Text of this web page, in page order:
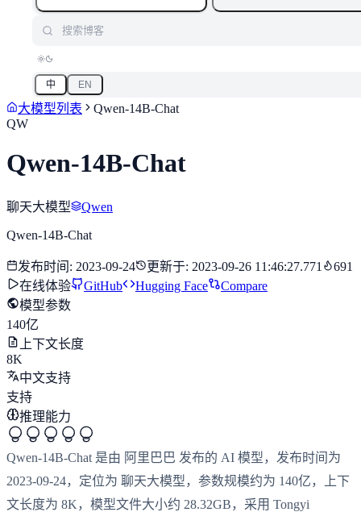
中 EN
大模型列表
Qwen-14B-Chat
QW
Qwen-14B-Chat
聊天大模型 Qwen
Qwen-14B-Chat
发布时间 : 2023-09-24 更新于: 2023-09-26 11:46:27.771
691
在线体验
GitHub Hugging Face
Compare
模型参数
140亿
上下文长度
8K
中文支持
支持
推理能力
Qwen-14B-Chat 是由 阿里巴巴 发布的 AI 模型，发布时间为
2023-09-24，定位为 聊天大模型，参数规模约为 140亿，上下
文长度为 8K，模型文件大小约 28.32GB，采用 Tongyi